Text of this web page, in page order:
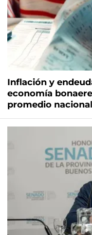
Inflación y
economía
promedio